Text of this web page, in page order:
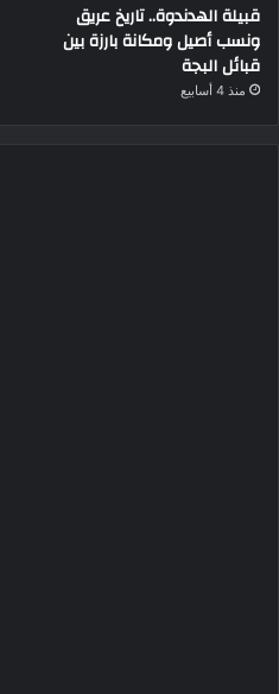
قبيلة الهدندوة.. تاريخ عريق
ونسب أصيل ومكانة بارزة بين
قبائل البجة
منذ 4 أسابيع